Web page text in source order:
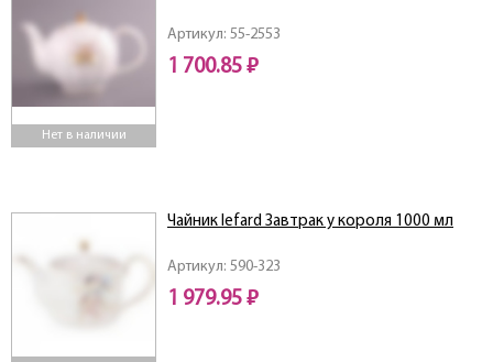
Нет в наличии
Артикул: 55-2553
1 700.85 ₽
Артикул: 590-323
Чайник lefard Завтрак у короля 1000 мл
1 979.95 ₽